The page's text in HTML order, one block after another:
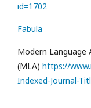
id=1702
Fabula
Modern Language
(MLA) https://
Indexed-Journal-